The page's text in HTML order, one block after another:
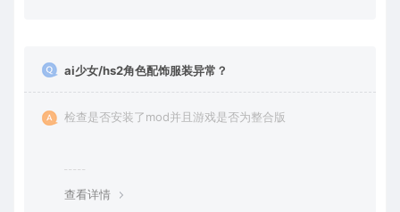
ai少女/hs2角色配饰服装异常？
检查是否安装了mod并且游戏是否为整合版
查看详情